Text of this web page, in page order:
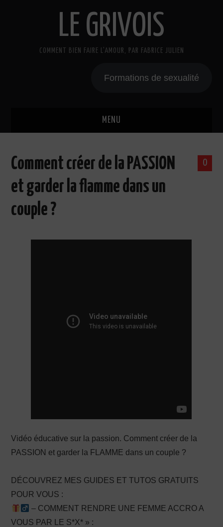
LE GRIVOIS
COMMENT BIEN FAIRE L'AMOUR, PAR FABRICE JULIEN
Formations de sexualité
MENU
A PROPOS
CADEAU
COURS DE SEXE
0
Comment créer de la PASSION
et garder la flamme dans un
couple ?
Vidéo éducative sur la passion. Comment créer de la
PASSION et garder la FLAMME dans un couple ?
DÉCOUVREZ MES GUIDES ET TUTOS GRATUITS
POUR VOUS :
– COMMENT RENDRE UNE FEMME ACCRO A
VOUS PAR LE S*X* » :